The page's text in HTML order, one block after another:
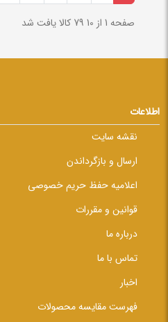
صفحه 1 از 10 79 کالا یافت شد
اطلاعات
نقشه سایت
ارسال و بازگرداندن
اعلامیه حفظ حریم خصوصی
قوانین و مقررات
درباره ما
تماس با ما
اخبار
فهرست مقایسه محصولات